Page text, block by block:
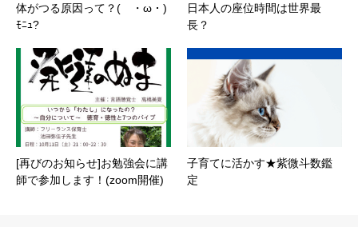
体がつる原因って？( ・ω・)
ﾓﾆｭ?
日本人の座位時間は世界最
長？
[再びのお知らせ]お勉強会に講
師で参加します！(zoom開催)
子育てに活かす★紫微斗数鑑
定